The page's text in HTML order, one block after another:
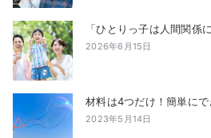
「ひとりっ子は人間関係
2026年6月15日
材料は4つだけ！簡単に
2023年5月14日